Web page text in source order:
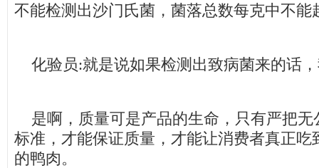
不能检测出沙门氏菌，菌落总数每克中不能
化验员:就是说如果检测出致病菌来的话
是啊，质量可是产品的生命，只有严把无
标准，才能保证质量，才能让消费者真正吃
的鸭肉。